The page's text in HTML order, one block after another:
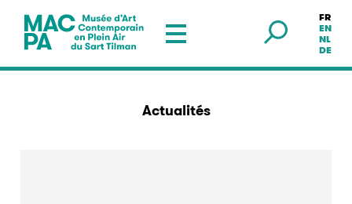
Musée en plein air — Sart Tilman
FR
EN
NL
DE
Actualités